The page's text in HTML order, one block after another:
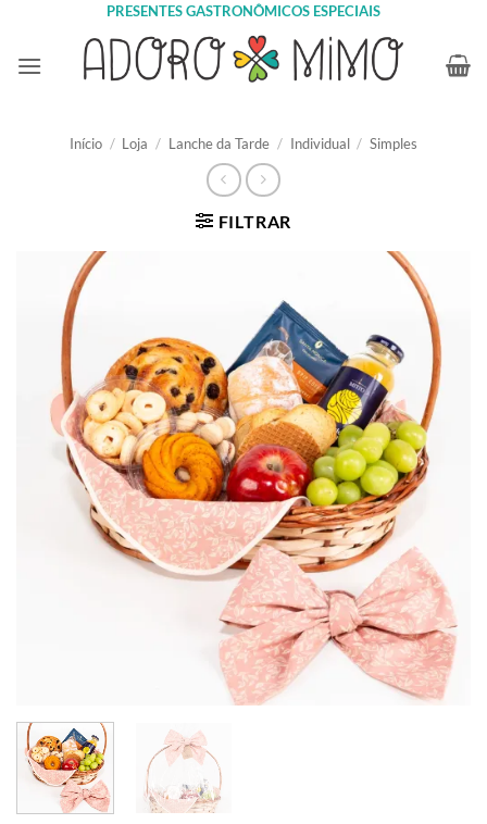
content
PRESENTES GASTRONÔMICOS ESPECIAIS
Início / Loja / Lanche da Tarde / Individual / Simples
FILTRAR